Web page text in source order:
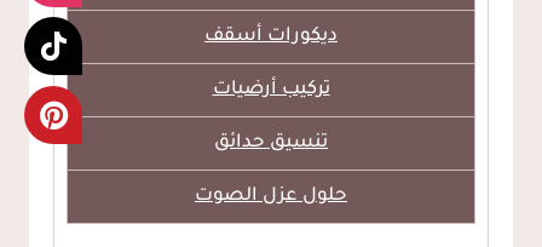
ديكورات أسقف
تركيب أرضيات
تنسيق حدائق
حلول عزل الصوت